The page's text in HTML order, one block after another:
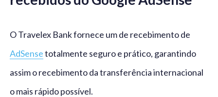
O Travelex Bank fornece um de recebimento de
AdSensetotalmente seguro e prático, garantindo
assim o recebimento da transferência internacional
o mais rápido possível.